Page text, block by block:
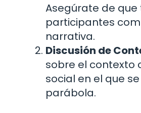
Asegúrate de que
participantes
narrativa.
Discusión de
sobre el contexto
social en el que
parábola.